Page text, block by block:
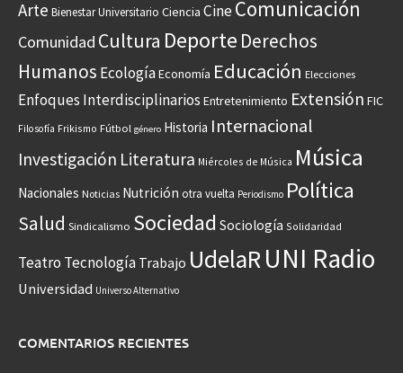
Arte Bienestar Universitario Ciencia CineComunicación
Comunidad Cultura Deporte Derechos
Humanos EcologíaEconomía Educación Elecciones
Enfoques Interdisciplinarios Entretenimiento Extensión FIC
Filosofía Frikismo Fútbol género Historia Internacional
Investigación Literatura Miércoles de Música Música
Nacionales Noticias Nutrición otra vuelta Periodismo Política
Salud Sindicalismo Sociedad Sociología Solidaridad
Teatro Tecnología Trabajo UdelaRUNI Radio
Universidad Universo Alternativo
COMENTARIOS RECIENTES